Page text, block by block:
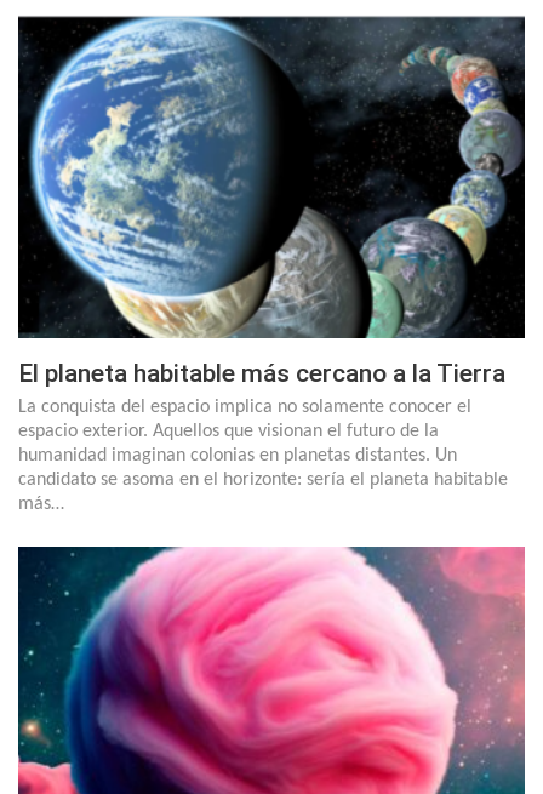
El planeta habitable más cercano a la Tierra
La conquista del espacio implica no solamente conocer el
espacio exterior. Aquellos que visionan el futuro de la
humanidad imaginan colonias en planetas distantes. Un
candidato se asoma en el horizonte: sería el planeta habitable
más…